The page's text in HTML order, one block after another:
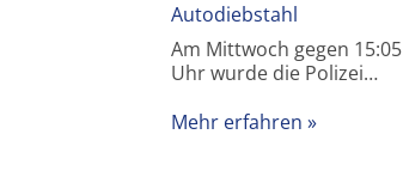
Autodiebstahl
Am Mittwoch gegen 15:05
Uhr wurde die Polizei…
Mehr erfahren